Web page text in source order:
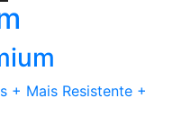
+ Mais Resistente +